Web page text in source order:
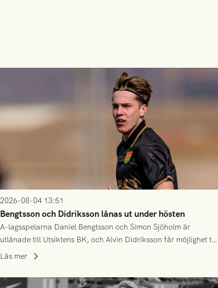
2026-08-04 13:51
Bengtsson och Didriksson lånas ut under hösten
A-lagsspelarna Daniel Bengtsson och Simon Sjöholm är
utlånade till Utsiktens BK, och Alvin Didriksson får möjlighet till
speltid i Hestrafors genom föreningssamarbete.
Läs mer